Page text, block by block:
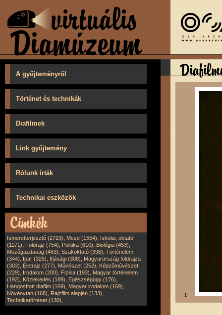
A gyűjteményről
Történet és technikák
Diafilmek
Link gyűjtemény
Rólunk írták
Technikai eszközök
Ismeretterjesztő (2723), Mese (1554), Iskolai, oktató
(1171), Földrajz (754), Politika (610), Biológia (453),
Mezőgazdaság (453), Szakoktató (398), Történelem
(344), Ipar (325), Ifjúsági (308), Magyarország földrajza
(303), Életrajz (277), Művészet (252), Képzőművészet
(229), Irodalom (200), Fizika (193), Magyar történelem
(192), Közlekedés (189), Egészségügy (176),
Hangosított diafilm (169), Magyar irodalom (169),
Növénytan (168), Rajzfilm alapján (133),
Technikatörténet (130),
1